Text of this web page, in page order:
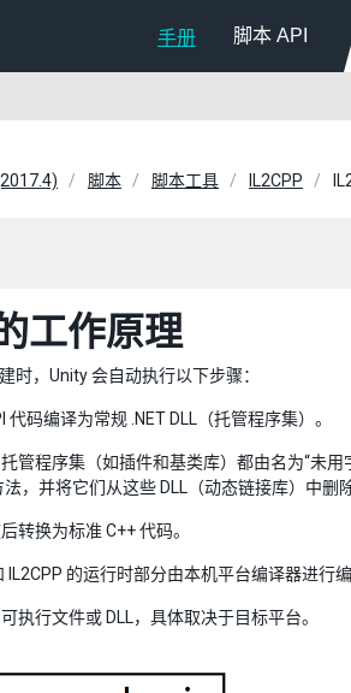
手册 脚本 API
脚本 脚本工具 IL2CPP
工作原理
时，Unity 会自动执行以下步骤：
码编译为常规 .NET DLL（托管程序集）。
管程序集（如插件和基类库）都由名为“未
，并将它们从这些 DLL（动态链接库）中删
转换为标准 C++ 代码。
IL2CPP 的运行时部分由本机平台编译器进行编
执行文件或 DLL，具体取决于目标平台。